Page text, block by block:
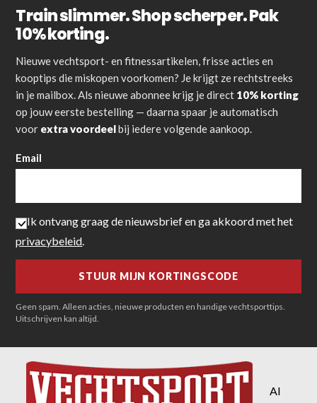
Train slimmer. Shop scherper. Pak
10% korting.
Nieuwe vechtsport- en fitnessartikelen, frisse acties en
kooptips die miskopen voorkomen? Je krijgt ze rechtstreeks
in je mailbox. Als nieuwe abonnee krijg je direct 10% korting
op jouw eerste bestelling — daarna spaar je automatisch
voor extra voordeelbij iedere volgende aankoop.
Email
Ik ontvang graag de nieuwsbrief en ga akkoord met het
privacybeleid.
Geen spam. Alleen acties, nieuwe producten en handige vechtsporttips.
Uitschrijven kan altijd.
Al